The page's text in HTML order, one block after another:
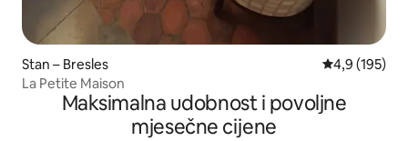
Stan – Bresles Prosječna
4,9 (195)
La Petite Maison
Maksimalna udobnost i povoljne
mjesečne cijene